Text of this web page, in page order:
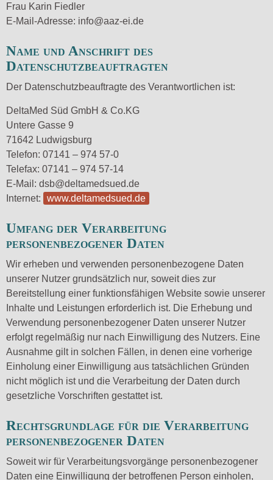
Frau Karin Fiedler
E-Mail-Adresse: info@aaz-ei.de
Name und Anschrift des
Datenschutzbeauftragten
Der Datenschutzbeauftragte des Verantwortlichen ist:
DeltaMed Süd GmbH & Co.KG
Untere Gasse 9
71642 Ludwigsburg
Telefon: 07141 – 974 57-0
Telefax: 07141 – 974 57-14
E-Mail: dsb@deltamedsued.de
Internet:
www.deltamedsued.de
Umfang der Verarbeitung
personenbezogener Daten
Wir erheben und verwenden personenbezogene Daten
unserer Nutzer grundsätzlich nur, soweit dies zur
Bereitstellung einer funktionsfähigen Website sowie unserer
Inhalte und Leistungen erforderlich ist. Die Erhebung und
Verwendung personenbezogener Daten unserer Nutzer
erfolgt regelmäßig nur nach Einwilligung des Nutzers. Eine
Ausnahme gilt in solchen Fällen, in denen eine vorherige
Einholung einer Einwilligung aus tatsächlichen Gründen
nicht möglich ist und die Verarbeitung der Daten durch
gesetzliche Vorschriften gestattet ist.
Rechtsgrundlage für die Verarbeitung
personenbezogener Daten
Soweit wir für Verarbeitungsvorgänge personenbezogener
Daten eine Einwilligung der betroffenen Person einholen,